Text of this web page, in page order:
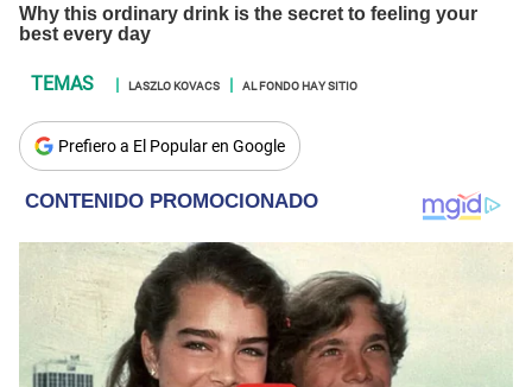
LASZLO KOVACS AL FONDO HAY SITIO
Prefiero a El Popular en Google